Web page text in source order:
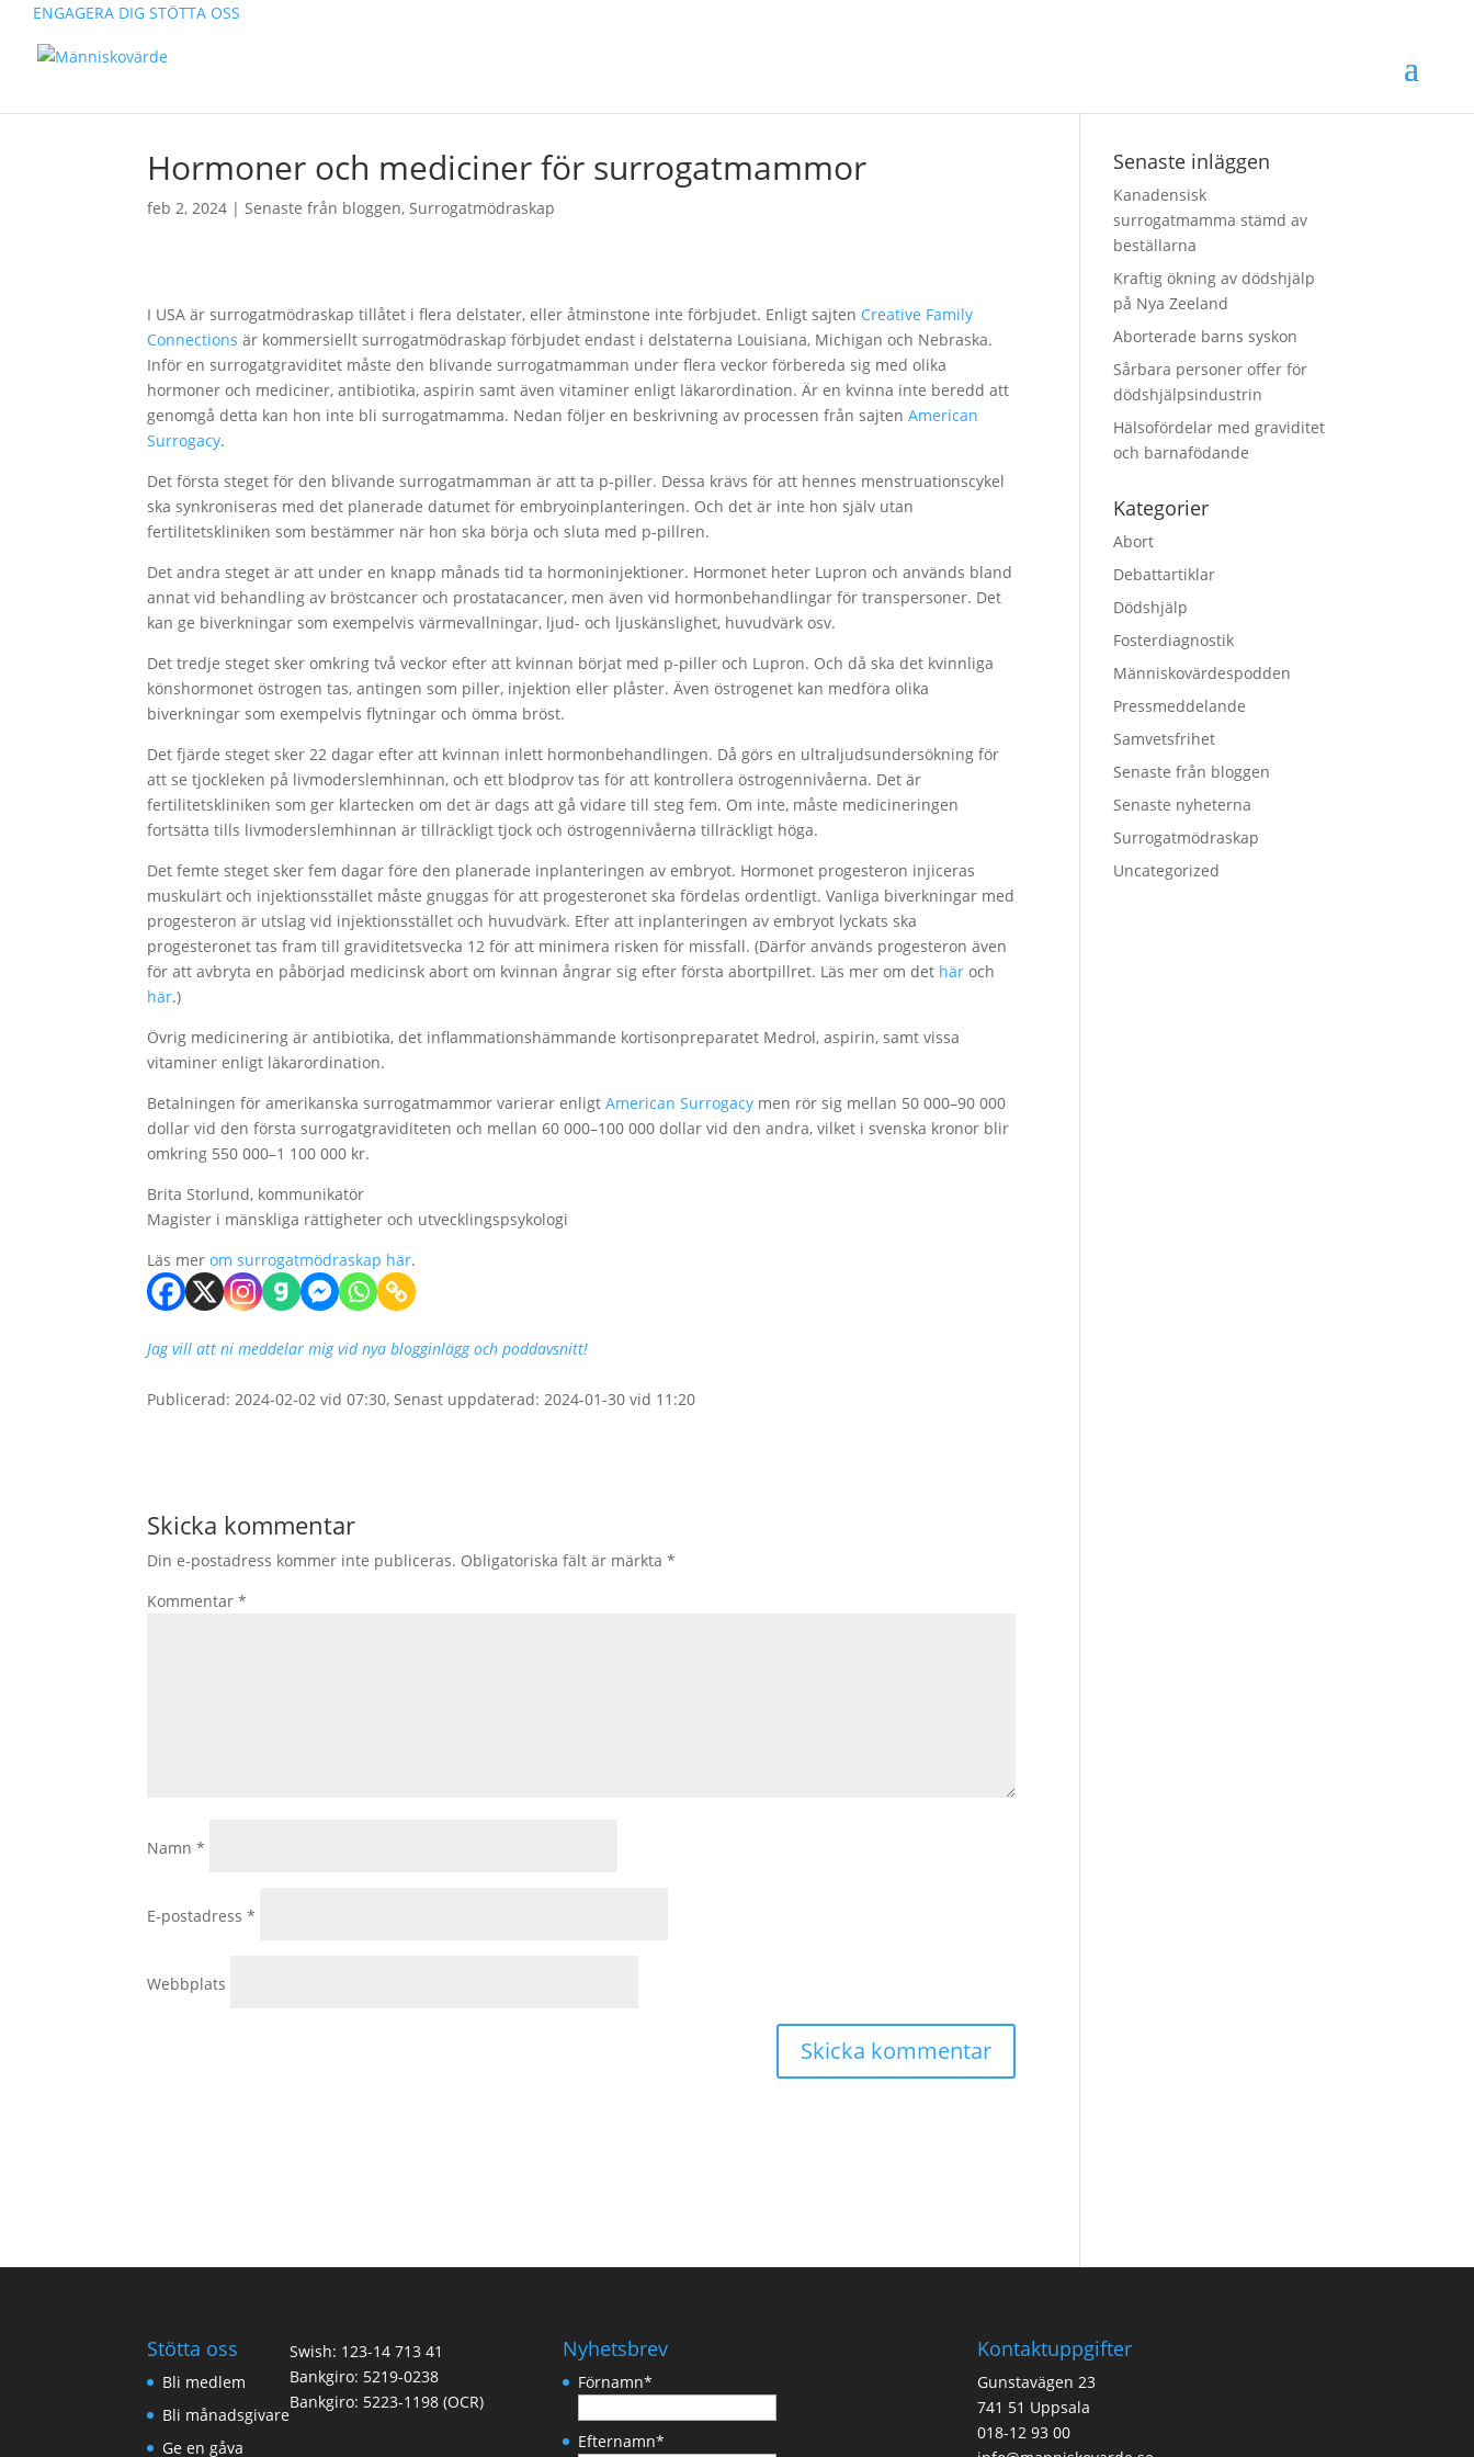
ENGAGERA DIG STÖTTA OSS
Hormoner och mediciner för surrogatmammor
feb 2, 2024 |Senaste från bloggen,Surrogatmödraskap
I USA är surrogatmödraskap tillåtet i flera delstater, eller åtminstone inte förbjudet. Enligt sajten Creative Family
Connections är kommersiellt surrogatmödraskap förbjudet endast i delstaterna Louisiana, Michigan och Nebraska.
Inför en surrogatgraviditet måste den blivande surrogatmamman under flera veckor förbereda sig med olika
hormoner och mediciner, antibiotika, aspirin samt även vitaminer enligt läkarordination. Är en kvinna inte beredd att
genomgå detta kan hon inte bli surrogatmamma. Nedan följer en beskrivning av processen från sajtenAmerican
Surrogacy.
Det första steget för den blivande surrogatmamman är att ta p-piller. Dessa krävs för att hennes menstruationscykel
ska synkroniseras med det planerade datumet för embryoinplanteringen. Och det är inte hon själv utan
fertilitetskliniken som bestämmer när hon ska börja och sluta med p-pillren.
Det andra steget är att under en knapp månads tid ta hormoninjektioner. Hormonet heter Lupron och används bland
annat vid behandling av bröstcancer och prostatacancer, men även vid hormonbehandlingar för transpersoner. Det
kan ge biverkningar som exempelvis värmevallningar, ljud- och ljuskänslighet, huvudvärk osv.
Det tredje steget sker omkring två veckor efter att kvinnan börjat med p-piller och Lupron. Och då ska det kvinnliga
könshormonet östrogen tas, antingen som piller, injektion eller plåster. Även östrogenet kan medföra olika
biverkningar som exempelvis flytningar och ömma bröst.
Det fjärde steget sker 22 dagar efter att kvinnan inlett hormonbehandlingen. Då görs en ultraljudsundersökning för
att se tjockleken på livmoderslemhinnan, och ett blodprov tas för att kontrollera östrogennivåerna. Det är
fertilitetskliniken som ger klartecken om det är dags att gå vidare till steg fem. Om inte, måste medicineringen
fortsätta tills livmoderslemhinnan är tillräckligt tjock och östrogennivåerna tillräckligt höga.
Det femte steget sker fem dagar före den planerade inplanteringen av embryot. Hormonet progesteron injiceras
muskulärt och injektionsstället måste gnuggas för att progesteronet ska fördelas ordentligt. Vanliga biverkningar med
progesteron är utslag vid injektionsstället och huvudvärk. Efter att inplanteringen av embryot lyckats ska
progesteronet tas fram till graviditetsvecka 12 för att minimera risken för missfall. (Därför används progesteron även
för att avbryta en påbörjad medicinsk abort om kvinnan ångrar sig efter första abortpillret. Läs mer om det här och
här.)
Övrig medicinering är antibiotika, det inflammationshämmande kortisonpreparatet Medrol, aspirin, samt vissa
vitaminer enligt läkarordination.
Betalningen för amerikanska surrogatmammor varierar enligtAmerican Surrogacy men rör sig mellan 50 000–90 000
dollar vid den första surrogatgraviditeten och mellan 60 000–100 000 dollar vid den andra, vilket i svenska kronor blir
omkring 550 000–1 100 000 kr.
Brita Storlund, kommunikatör
Magister i mänskliga rättigheter och utvecklingspsykologi
Läs merom surrogatmödraskap här.
Jag vill att ni meddelar mig vid nya blogginlägg och poddavsnitt!
Publicerad: 2024-02-02 vid 07:30, Senast uppdaterad: 2024-01-30 vid 11:20
Skicka kommentar
Din e-postadress kommer inte publiceras. Obligatoriska fält är märkta*
Kommentar*
Namn*
E-postadress*
Webbplats
Senaste inläggen
Kanadensisk
surrogatmamma stämd av
beställarna
Kraftig ökning av dödshjälp
på Nya Zeeland
Aborterade barns syskon
Sårbara personer offer för
dödshjälpsindustrin
Hälsofördelar med graviditet
och barnafödande
Kategorier
Abort
Debattartiklar
Dödshjälp
Fosterdiagnostik
Människovärdespodden
Pressmeddelande
Samvetsfrihet
Senaste från bloggen
Senaste nyheterna
Surrogatmödraskap
Uncategorized
Stötta oss
Bli medlem
Bli månadsgivare
Ge en gåva
Swish: 123-14 713 41
Bankgiro: 5219-0238
Bankgiro: 5223-1198 (OCR)
Nyhetsbrev
Förnamn*
Efternamn*
Kontaktuppgifter
Gunstavägen 23
741 51 Uppsala
018-12 93 00